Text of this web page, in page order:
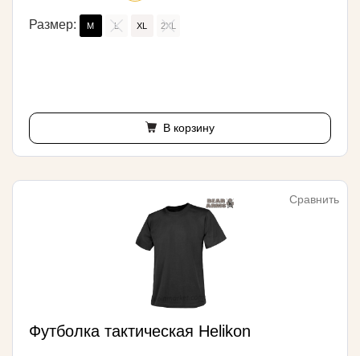
Размер: M L XL 2XL
В корзину
Сравнить
Футболка тактическая Helikon